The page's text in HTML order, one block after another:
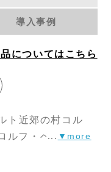
導入事例
についてはこちら
ト近郊の村コル
ルフ・ベルツが